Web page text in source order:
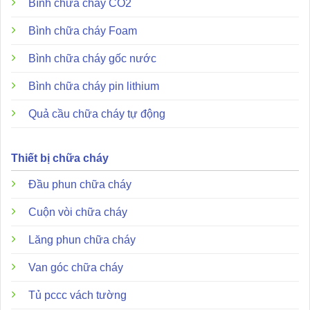
Kích thước vật lý:Khoảng 23 x 18.4 x 5.7 cm với trọng
Đặc điểm và ưu điểm nổi bật
Bình chữa cháy CO2
Bình chữa cháy Foam
Bình chữa cháy gốc nước
Bình chữa cháy pin lithium
Quả cầu chữa cháy tự động
Thiết bị chữa cháy
Đầu phun chữa cháy
Cuộn vòi chữa cháy
Lăng phun chữa cháy
Van góc chữa cháy
Tủ pccc vách tường